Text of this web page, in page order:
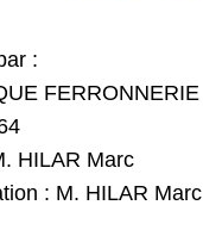
:
FERRONNERIE
HILAR Marc
: M. HILAR Marc